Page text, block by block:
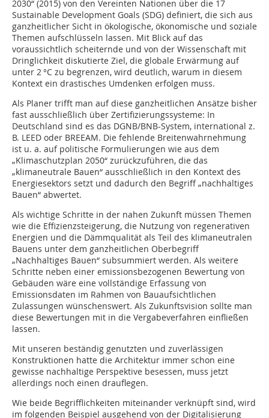
2030“ (2015) von den Vereinten Nationen über die 17
Sustainable Development Goals (SDG) definiert, die sich aus
ganzheitlicher Sicht in ökologische, ökonomische und soziale
Themen aufschlüsseln lassen. Mit Blick auf das
voraussichtlich scheiternde und von der Wissenschaft mit
Dringlichkeit diskutierte Ziel, die globale Erwärmung auf
unter 2 °C zu begrenzen, wird deutlich, warum in diesem
Kontext ein drastisches Umdenken erfolgen muss.
Als Planer trifft man auf diese ganzheitlichen Ansätze bisher
fast ausschließlich über Zertifizierungssysteme: In
Deutschland sind es das DGNB/BNB-System, international z.
B. LEED oder ­BREEAM. Die fehlende Breitenwahrnehmung
ist u. a. auf politische Formulierungen wie aus dem
„Klimaschutzplan 2050“ zurückzuführen, die das
„klimaneutrale Bauen“ ausschließlich in den Kontext des
Energiesektors setzt und dadurch den Begriff „nachhaltiges
Bauen“ abwertet.
Als wichtige Schritte in der nahen Zukunft müssen Themen
wie die Effizienzsteigerung, die Nutzung von regenerativen
Energien und die Dämmqualität als Teil des klimaneutralen
Bauens unter dem ganzheitlichen Oberbegriff
„Nachhaltiges Bauen“ subsummiert werden. Als weitere
Schritte neben einer emissionsbezogenen Bewertung von
Gebäuden wäre eine vollständige Erfassung von
Emissionsdaten im Rahmen von Bauaufsichtlichen
Zulassungen wünschenswert. Als Zukunftsvision sollte man
diese Bewertungen mit in die Vergabeverfahren einfließen
lassen.
Mit unseren beständig genutzten und zuverlässigen
Konstruktionen hatte die Architektur immer schon eine
gewisse nachhaltige Perspektive besessen, muss jetzt
allerdings noch einen drauflegen.
Wie beide Begrifflichkeiten miteinander verknüpft sind, wird
im folgenden Beispiel ausgehend von der Digitalisierung